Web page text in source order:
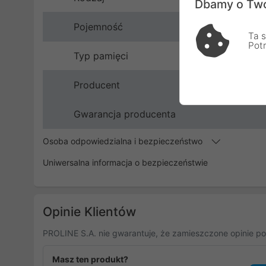
Pojemność
Typ pamięci
Producent
Gwarancja producenta
Osoba odpowiedzialna i bezpieczeństwo
Uniwersalna informacja o bezpieczeństwie
Opinie Klientów
PROLINE S.A. nie gwarantuje, że zamieszczone opinie
Masz ten produkt?
Dbamy o
Ta